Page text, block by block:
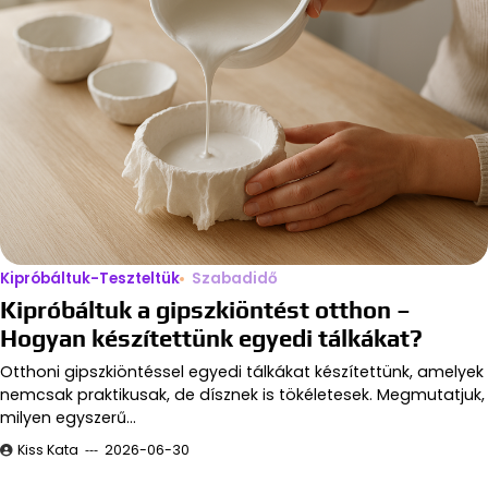
Kipróbáltuk-Teszteltük Szabadidő
Kipróbáltuk a gipszkiöntést otthon –
Hogyan készítettünk egyedi tálkákat?
Otthoni gipszkiöntéssel egyedi tálkákat készítettünk, amelyek
nemcsak praktikusak, de dísznek is tökéletesek. Megmutatjuk,
milyen egyszerű…
Kiss Kata 2026-06-30